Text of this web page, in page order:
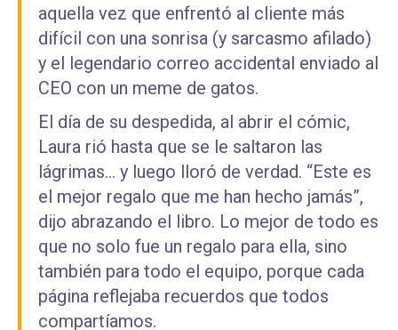
aquella vez que enfrentó al cliente más
difícil con una sonrisa (y sarcasmo afilado)
y el legendario correo accidental enviado al
CEO con un meme de gatos.
El día de su despedida, al abrir el cómic,
Laura rió hasta que se le saltaron las
lágrimas… y luego lloró de verdad. “Este es
el mejor regalo que me han hecho jamás”,
dijo abrazando el libro. Lo mejor de todo es
que no solo fue un regalo para ella, sino
también para todo el equipo, porque cada
página reflejaba recuerdos que todos
compartíamos.